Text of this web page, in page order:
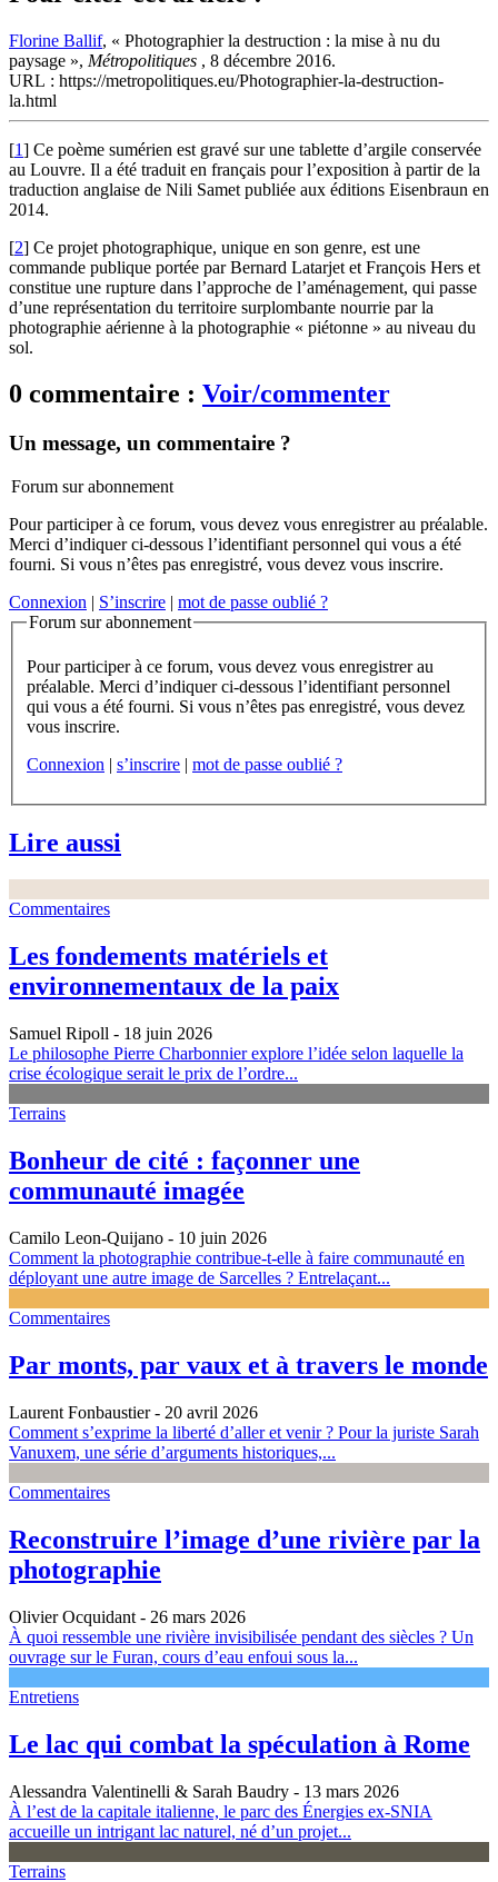
Florine Ballif, « Photographier la destruction : la mise à nu du
paysage », Métropolitiques , 8 décembre 2016.
URL : https://metropolitiques.eu/Photographier-la-destruction-
la.html
[1] Ce poème sumérien est gravé sur une tablette d’argile conservée
au Louvre. Il a été traduit en français pour l’exposition à partir de la
traduction anglaise de Nili Samet publiée aux éditions Eisenbraun en
2014.
[2] Ce projet photographique, unique en son genre, est une
commande publique portée par Bernard Latarjet et François Hers et
constitue une rupture dans l’approche de l’aménagement, qui passe
d’une représentation du territoire surplombante nourrie par la
photographie aérienne à la photographie « piétonne » au niveau du
sol.
0 commentaire : Voir/commenter
Un message, un commentaire ?
Forum sur abonnement
Pour participer à ce forum, vous devez vous enregistrer au préalable.
Merci d’indiquer ci-dessous l’identifiant personnel qui vous a été
fourni. Si vous n’êtes pas enregistré, vous devez vous inscrire.
Connexion | S’inscrire | mot de passe oublié ?
Forum sur abonnement
Pour participer à ce forum, vous devez vous enregistrer au
préalable. Merci d’indiquer ci-dessous l’identifiant personnel
qui vous a été fourni. Si vous n’êtes pas enregistré, vous devez
vous inscrire.
Connexion | s’inscrire | mot de passe oublié ?
Lire aussi
Commentaires
Les fondements matériels et
environnementaux de la paix
Samuel Ripoll - 18 juin 2026
Le philosophe Pierre Charbonnier explore l’idée selon laquelle la
crise écologique serait le prix de l’ordre...
Terrains
Bonheur de cité : façonner une
communauté imagée
Camilo Leon-Quijano - 10 juin 2026
Comment la photographie contribue-t-elle à faire communauté en
déployant une autre image de Sarcelles ? Entrelaçant...
Commentaires
Par monts, par vaux et à travers le monde
Laurent Fonbaustier- 20 avril 2026
Comment s’exprime la liberté d’aller et venir ? Pour la juriste Sarah
Vanuxem, une série d’arguments historiques,...
Commentaires
Reconstruire l’image d’une rivière par la
photographie
Olivier Ocquidant - 26 mars 2026
À quoi ressemble une rivière invisibilisée pendant des siècles ? Un
ouvrage sur le Furan, cours d’eau enfoui sous la...
Entretiens
Le lac qui combat la spéculation à Rome
Alessandra Valentinelli & Sarah Baudry - 13 mars 2026
À l’est de la capitale italienne, le parc des Énergies ex-SNIA
accueille un intrigant lac naturel, né d’un projet...
Terrains